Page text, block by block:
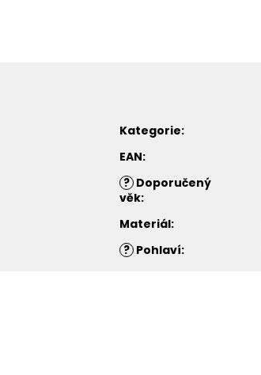
Kategorie:
EAN:
? Doporučený
věk:
Materiál:
? Pohlaví: